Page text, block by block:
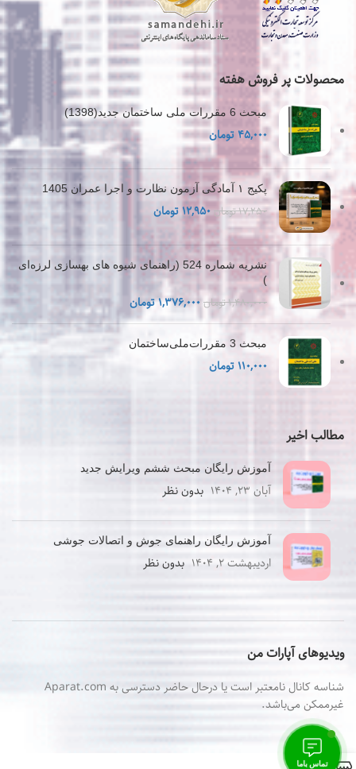
محصولات پر فروش هفته
مبحث 6 مقررات ملی ساختمان جدید(1398)
۴۵,۰۰۰ تومان
پکیج ۱ آمادگی آزمون نظارت و اجرا عمران 1405
۱۷,۲۵۰تومانقیمت
اصلی
۱۷,۲۵۰ تومان
بود.
۱۲,۹۵۰تومانقیمت
فعلی
۱۲,۹۵۰ تومان
است.
نشریه شماره 524 (راهنمای شیوه های بهسازی لرزه‌ای
)
۱,۴۸۰,۰۰۰تومانقیمت
اصلی
۱,۴۸۰,۰۰۰ تومان
بود.
۱,۳۷۶,۰۰۰تومانقیمت
فعلی
۱,۳۷۶,۰۰۰ تومان
است.
مبحث 3 مقررات‌ملی‌ساختمان
۱۱۰,۰۰۰تومان
مطالب اخیر
آموزش رایگان مبحث ششم ویرایش جدید
آبان ۲۳, ۱۴۰۴ بدون نظر
آموزش رایگان راهنمای جوش و اتصالات جوشی
اردیبهشت ۲, ۱۴۰۴ بدون نظر
ویدیوهای آپارات من
شناسه کانال نامعتبر است یا درحال حاضر دسترسی به Aparat.com
غیرممکن می‌باشد.
0
تماس باما